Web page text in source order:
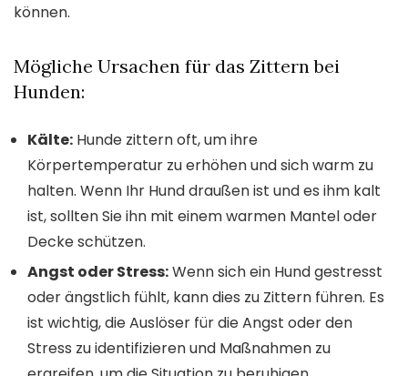
können.
Mögliche Ursachen für das Zittern bei
Hunden:
Kälte: Hunde zittern oft, um ihre
Körpertemperatur zu erhöhen und sich warm zu
halten. Wenn Ihr Hund draußen ist und es ihm kalt
ist, sollten Sie ihn mit einem warmen Mantel oder
Decke schützen.
Angst oder Stress:Wenn sich ein Hund gestresst
oder ängstlich fühlt, kann dies zu Zittern führen. Es
ist wichtig, die Auslöser für die Angst oder den
Stress zu identifizieren und Maßnahmen zu